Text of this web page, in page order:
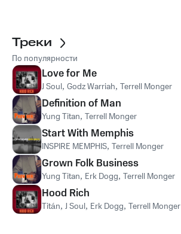
Треки
По популярности
Love for Me
J Soul, Godz Warriah, Terrell Monger
Definition of Man
Yung Titan, Terrell Monger
Start With Memphis
INSPIRE MEMPHIS, Terrell Monger
Grown Folk Business
Yung Titan, Erk Dogg, Terrell Monger
Hood Rich
Titán, J Soul, Erk Dogg, Terrell Monger